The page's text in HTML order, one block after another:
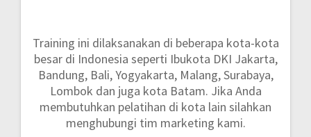
Training ini dilaksanakan di beberapa kota-kota
besar di Indonesia seperti Ibukota DKI Jakarta,
Bandung, Bali, Yogyakarta, Malang, Surabaya,
Lombok dan juga kota Batam. Jika Anda
membutuhkan pelatihan di kota lain silahkan
menghubungi tim marketing kami.